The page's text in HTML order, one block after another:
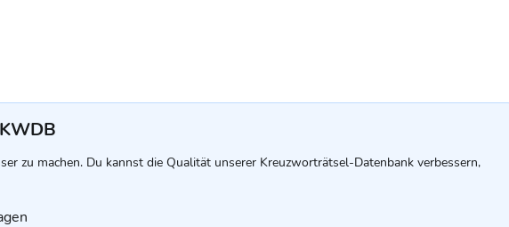
zu machen. Du kannst die Qualität unserer Kreuzworträtsel-Datenbank verbessern,